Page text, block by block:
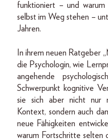
funktioniert – und
selbst im Weg stehen –
Jahren.
In ihrem neuen Ratgeber
die Psychologin, wie
angehende
Schwerpunkt kognitive
sie sich aber nicht nur
Kontext, sondern auch
neue Fähigkeiten
warum Fortschritte selten